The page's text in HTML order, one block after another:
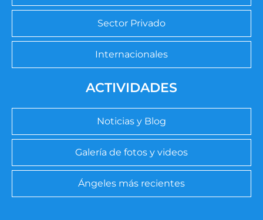
Sector Privado
Internacionales
ACTIVIDADES
Noticias y Blog
Galería de fotos y videos
Ángeles más recientes